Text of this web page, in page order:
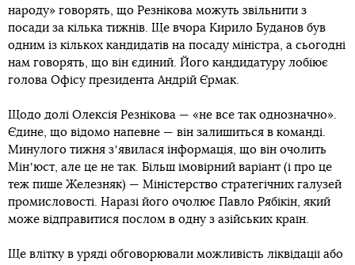
народу» говорять, що Резнікова можуть звільнити з
посади за кілька тижнів. Ще вчора Кирило Буданов був
одним із кількох кандидатів на посаду міністра, а сьогодні
нам говорять, що він єдиний. Його кандидатуру лобіює
голова Офісу президента Андрій Єрмак.
Щодо долі Олексія Резнікова — «не все так однозначно».
Єдине, що відомо напевне — він залишиться в команді.
Минулого тижня зʼявилася інформація, що він очолить
Мінʼюст, але це не так. Більш імовірний варіант (і про це
теж пише Железняк) — Міністерство стратегічних галузей
промисловості. Наразі його очолює Павло Рябікін, який
може відправитися послом в одну з азійських країн.
Ще влітку в уряді обговорювали можливість ліквідації або